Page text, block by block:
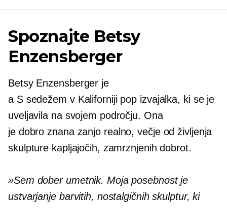
Spoznajte Betsy
Enzensberger
Betsy Enzensberger je
a S sedežem v Kalifornijipop izvajalka, ki se je
uveljavila na svojem področju. Ona
je dobro znanazanjo realno,večje od življenja
skulpture kapljajočih, zamrznjenih dobrot.
»Sem dober umetnik. Moja posebnost je
ustvarjanje barvitih, nostalgičnih skulptur, ki